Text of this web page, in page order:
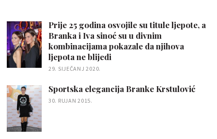
Prije 25 godina osvojile su titule ljepote, a
Branka i Iva sinoć su u divnim
kombinacijama pokazale da njihova
ljepota ne blijedi
29. SIJEČANJ 2020.
Sportska elegancija Branke Krstulović
30. RUJAN 2015.